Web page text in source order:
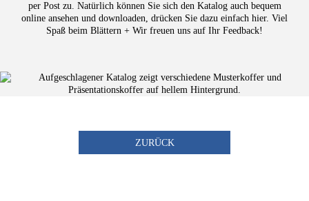
per Post zu. Natürlich können Sie sich den Katalog auch bequem
online ansehen und downloaden, drücken Sie dazu einfach hier. Viel
Spaß beim Blättern + Wir freuen uns auf Ihr Feedback!
ZURÜCK